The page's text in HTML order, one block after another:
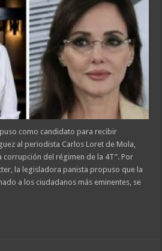
como candidato para recibir
al periodista Carlos Loret de Mola,
corrupción del régimen de la 4T”. Por
la legisladora panista propuso que la
a los ciudadanos más eminentes, se